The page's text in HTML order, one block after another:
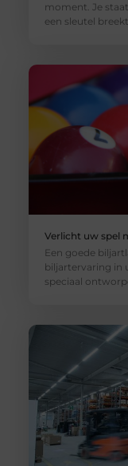
moment. Je
een sleutel
Verlicht uw spel
Een goede
biljartervaring in
speciaal